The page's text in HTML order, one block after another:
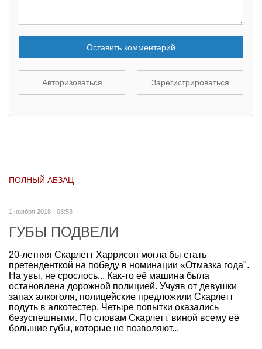
Оставить комментарий
Авторизоваться Зарегистрироваться
ПОЛНЫЙ АБЗАЦ
1 ноября 2018 - 03:53
ГУБЫ ПОДВЕЛИ
20-летняя Скарлетт Харрисон могла бы стать
претенденткой на победу в номинации «Отмазка года".
На увы, не срослось... Как-то её машина была
остановлена дорожной полицией. Учуяв от девушки
запах алкоголя, полицейские предложили Скарлетт
подуть в алкотестер. Четыре попытки оказались
безуспешными. По словам Скарлетт, виной всему её
большие губы, которые не позволяют...